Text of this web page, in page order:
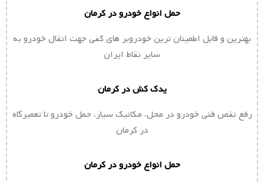
حمل انواع خودرو در کرمان
بهترین و قابل اطمینان ترین خودروبر های کفی جهت انقال خودرو به
سایر نقاط ایران
یدک کش در کرمان
رفع نقص فنی خودرو در محل، مکانیک سیار، حمل خودرو تا تعمیرگاه
در کرمان
حمل انواع خودرو در کرمان